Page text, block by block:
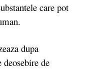
care pot
dupa
de